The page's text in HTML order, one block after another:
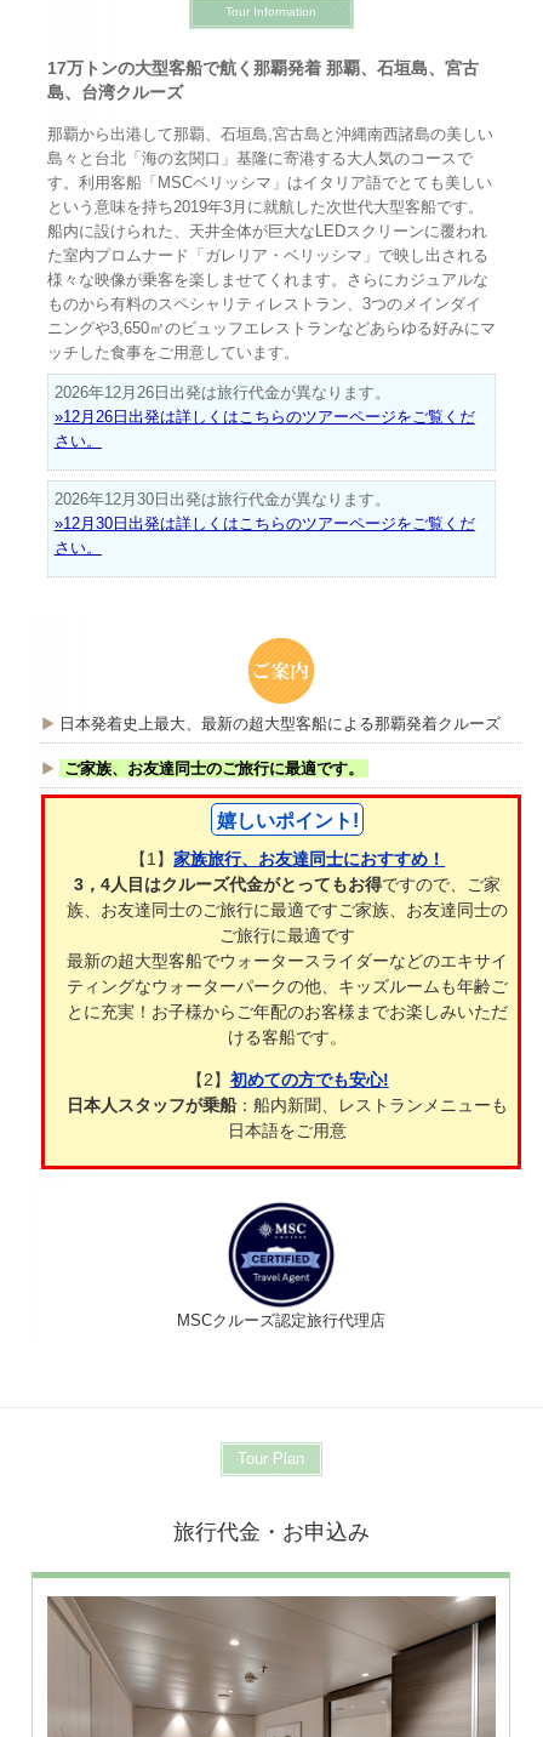
Tour Information
17万トンの大型客船で航く那覇発着 那覇、石垣島、宮古
島、台湾クルーズ
那覇から出港して那覇、石垣島,宮古島と沖縄南西諸島の美しい
島々と台北「海の玄関口」基隆に寄港する大人気のコースで
す。利用客船「MSCベリッシマ」はイタリア語でとても美しい
という意味を持ち2019年3月に就航した次世代大型客船です。
船内に設けられた、天井全体が巨大なLEDスクリーンに覆われ
た室内プロムナード「ガレリア・ベリッシマ」で映し出される
様々な映像が乗客を楽しませてくれます。さらにカジュアルな
ものから有料のスペシャリティレストラン、3つのメインダイ
ニングや3,650㎡のビュッフエレストランなどあらゆる好みにマ
ッチした食事をご用意しています。
2026年12月26日出発は旅行代金が異なります。
»12月26日出発は詳しくはこちらのツアーページをご覧くだ
さい。
2026年12月30日出発は旅行代金が異なります。
»12月30日出発は詳しくはこちらのツアーページをご覧くだ
さい。
日本発着史上最大、最新の超大型客船による那覇発着クルーズ
ご家族、お友達同士のご旅行に最適です。
嬉しいポイント!
【1】家族旅行、お友達同士におすすめ！
3，4人目はクルーズ代金がとってもお得ですので、ご家
族、お友達同士のご旅行に最適ですご家族、お友達同士の
ご旅行に最適です
最新の超大型客船でウォータースライダーなどのエキサイ
ティングなウォーターパークの他、キッズルームも年齢ご
とに充実！お子様からご年配のお客様までお楽しみいただ
ける客船です。
【2】 初めての方でも安心!
日本人スタッフが乗船 ：船内新聞、レストランメニューも
日本語をご用意
MSCクルーズ認定旅行代理店
Tour Plan
旅行代金・お申込み
※画像はダブル